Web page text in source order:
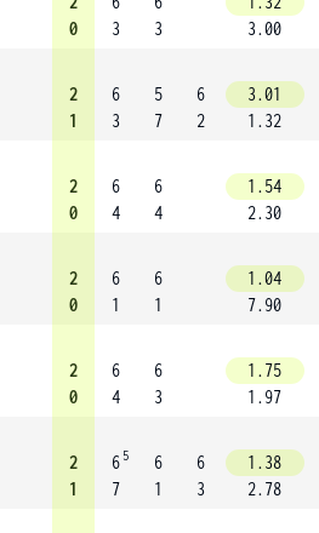
0
3
3
3.00
2
1
6
3
5
7
6
2
3.01
1.32
2
0
6
4
6
4
1.54
2.30
2
0
6
1
6
1
1.04
7.90
2
0
6
4
6
3
1.75
1.97
2
1
6 5
7
6
1
6
3
1.38
2.78